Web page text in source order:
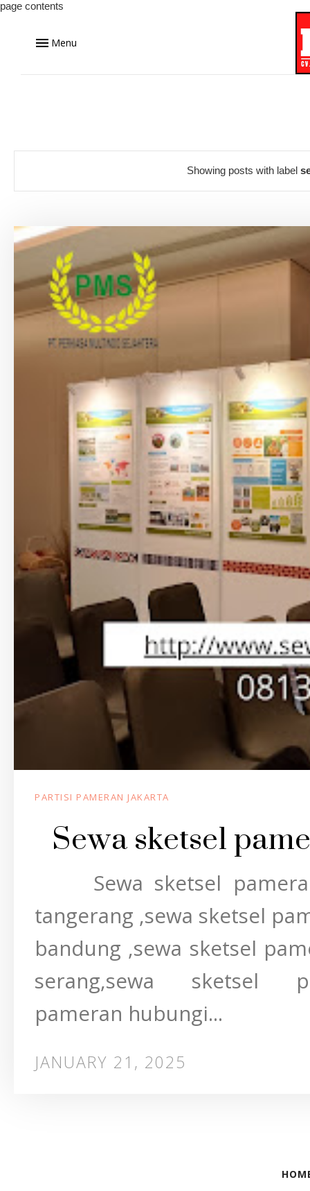
page contents
Menu
Showing posts with label
PARTISI PAMERAN JAKARTA
Sewa sketsel
Sewa sketsel
tangerang ,sewa sketsel
bandung ,sewa sketsel
serang,sewa sketsel
pameran hubungi...
JANUARY 21, 2025